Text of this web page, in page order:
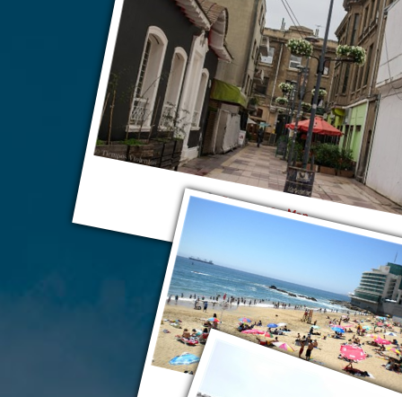
Винья-дель-Мар